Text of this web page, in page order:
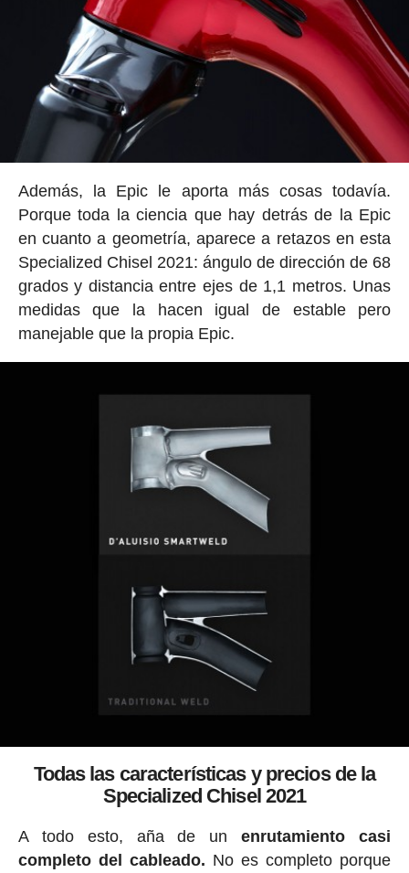
Además, la Epic le aporta más cosas todavía.
Porque toda la ciencia que hay detrás de la Epic
en cuanto a geometría, aparece a retazos en esta
Specialized Chisel 2021: ángulo de dirección de 68
grados y distancia entre ejes de 1,1 metros. Unas
medidas que la hacen igual de estable pero
manejable que la propia Epic.
Todas las características y precios de la
Specialized Chisel 2021
A todo esto, aña de un enrutamiento casi
completo del cableado. No es completo porque